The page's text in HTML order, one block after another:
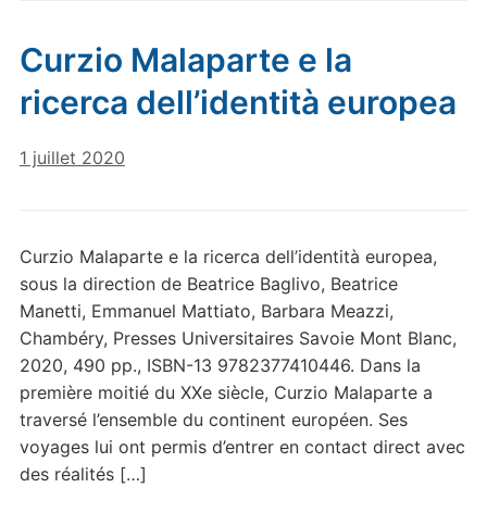
Curzio Malaparte e la
ricerca dell’identità europea
1 juillet 2020
Curzio Malaparte e la ricerca dell’identità europea,
sous la direction de Beatrice Baglivo, Beatrice
Manetti, Emmanuel Mattiato, Barbara Meazzi,
Chambéry, Presses Universitaires Savoie Mont Blanc,
2020, 490 pp., ISBN-13 9782377410446. Dans la
première moitié du XXe siècle, Curzio Malaparte a
traversé l’ensemble du continent européen. Ses
voyages lui ont permis d’entrer en contact direct avec
des réalités […]